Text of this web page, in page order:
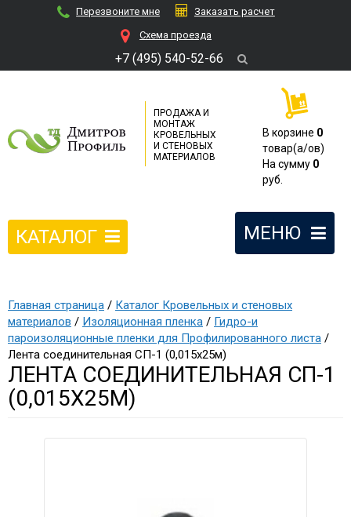
Перезвоните мне
Заказать расчет
Cхема проезда
+7 (495) 540-52-66
ПРОДАЖА И
МОНТАЖ
КРОВЕЛЬНЫХ
И СТЕНОВЫХ
МАТЕРИАЛОВ
В корзине 0
товар(a/ов)
На сумму 0
руб.
МЕНЮ
КАТАЛОГ
Главная страница / Каталог Кровельных и стеновых
материалов / Изоляционная пленка / Гидро-и
пароизоляционные пленки для Профилированного листа /
Лента соединительная СП-1 (0,015х25м)
ЛЕНТА СОЕДИНИТЕЛЬНАЯ СП-1
(0,015Х25М)